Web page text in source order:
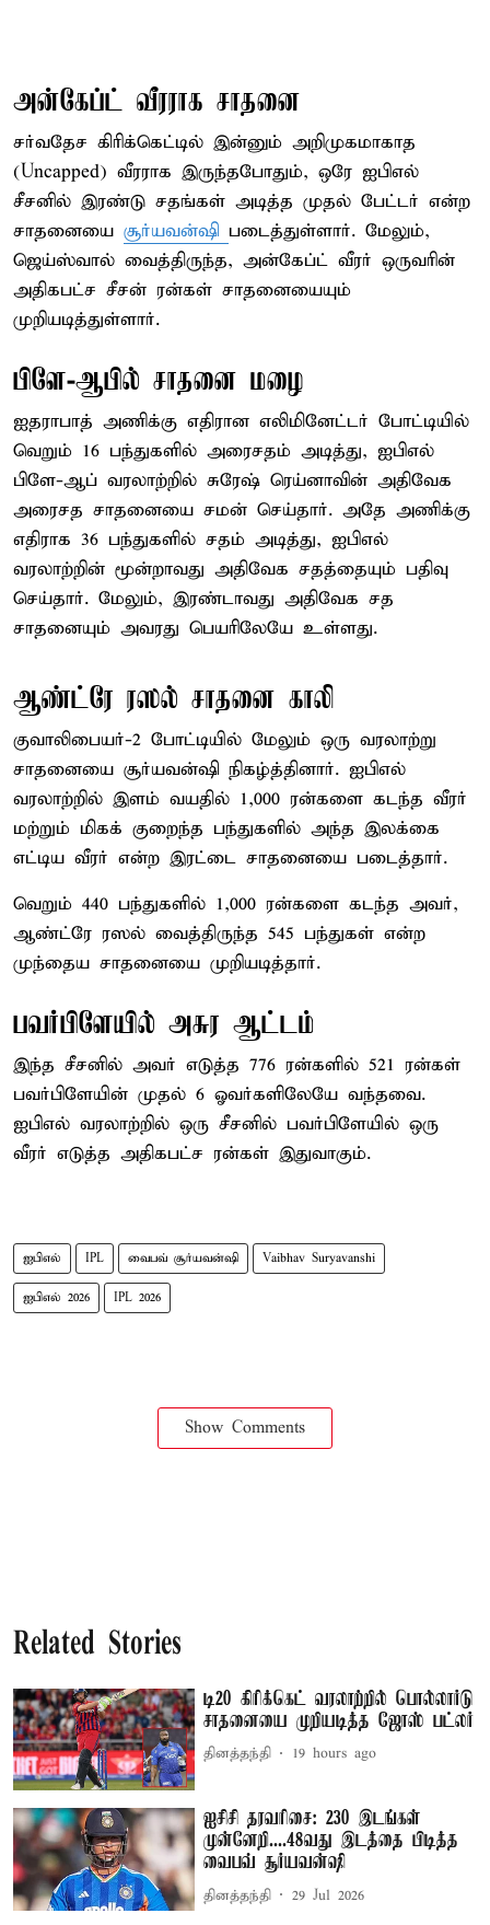
அன்கேப்ட் வீரராக சாதனை
சர்வதேச கிரிக்கெட்டில் இன்னும் அறிமுகமாகாத
(Uncapped) வீரராக இருந்தபோதும், ஒரே ஐபிஎல்
சீசனில் இரண்டு சதங்கள் அடித்த முதல் பேட்டர் என்ற
சாதனையை சூர்யவன்ஷி படைத்துள்ளார். மேலும்,
ஜெய்ஸ்வால் வைத்திருந்த, அன்கேப்ட் வீரர் ஒருவரின்
அதிகபட்ச சீசன் ரன்கள் சாதனையையும்
முறியடித்துள்ளார்.
பிளே-ஆபில் சாதனை மழை
ஐதராபாத் அணிக்கு எதிரான எலிமினேட்டர் போட்டியில்
வெறும் 16 பந்துகளில் அரைசதம் அடித்து, ஐபிஎல்
பிளே-ஆப் வரலாற்றில் சுரேஷ் ரெய்னாவின் அதிவேக
அரைசத சாதனையை சமன் செய்தார். அதே அணிக்கு
எதிராக 36 பந்துகளில் சதம் அடித்து, ஐபிஎல்
வரலாற்றின் மூன்றாவது அதிவேக சதத்தையும் பதிவு
செய்தார். மேலும், இரண்டாவது அதிவேக சத
சாதனையும் அவரது பெயரிலேயே உள்ளது.
ஆண்ட்ரே ரஸல் சாதனை காலி
குவாலிபையர்-2 போட்டியில் மேலும் ஒரு வரலாற்று
சாதனையை சூர்யவன்ஷி நிகழ்த்தினார். ஐபிஎல்
வரலாற்றில் இளம் வயதில் 1,000 ரன்களை கடந்த வீரர்
மற்றும் மிகக் குறைந்த பந்துகளில் அந்த இலக்கை
எட்டிய வீரர் என்ற இரட்டை சாதனையை படைத்தார்.
வெறும் 440 பந்துகளில் 1,000 ரன்களை கடந்த அவர்,
ஆண்ட்ரே ரஸல் வைத்திருந்த 545 பந்துகள் என்ற
முந்தைய சாதனையை முறியடித்தார்.
பவர்பிளேயில் அசுர ஆட்டம்
இந்த சீசனில் அவர் எடுத்த 776 ரன்களில் 521 ரன்கள்
பவர்பிளேயின் முதல் 6 ஓவர்களிலேயே வந்தவை.
ஐபிஎல் வரலாற்றில் ஒரு சீசனில் பவர்பிளேயில் ஒரு
வீரர் எடுத்த அதிகபட்ச ரன்கள் இதுவாகும்.
ஐபிஎல் IPL வைபவ் சூர்யவன்ஷி Vaibhav Suryavanshi
ஐபிஎல் 2026 IPL 2026
Show Comments
Related Stories
டி20 கிரிக்கெட் வரலாற்றில் பொல்லார்டு
சாதனையை முறியடித்த ஜோஸ் பட்லர்
தினத்தந்தி 19 hours ago
ஐசிசி தரவரிசை: 230 இடங்கள்
முன்னேறி....48வது இடத்தை பிடித்த
வைபவ் சூர்யவன்ஷி
தினத்தந்தி 29 Jul 2026